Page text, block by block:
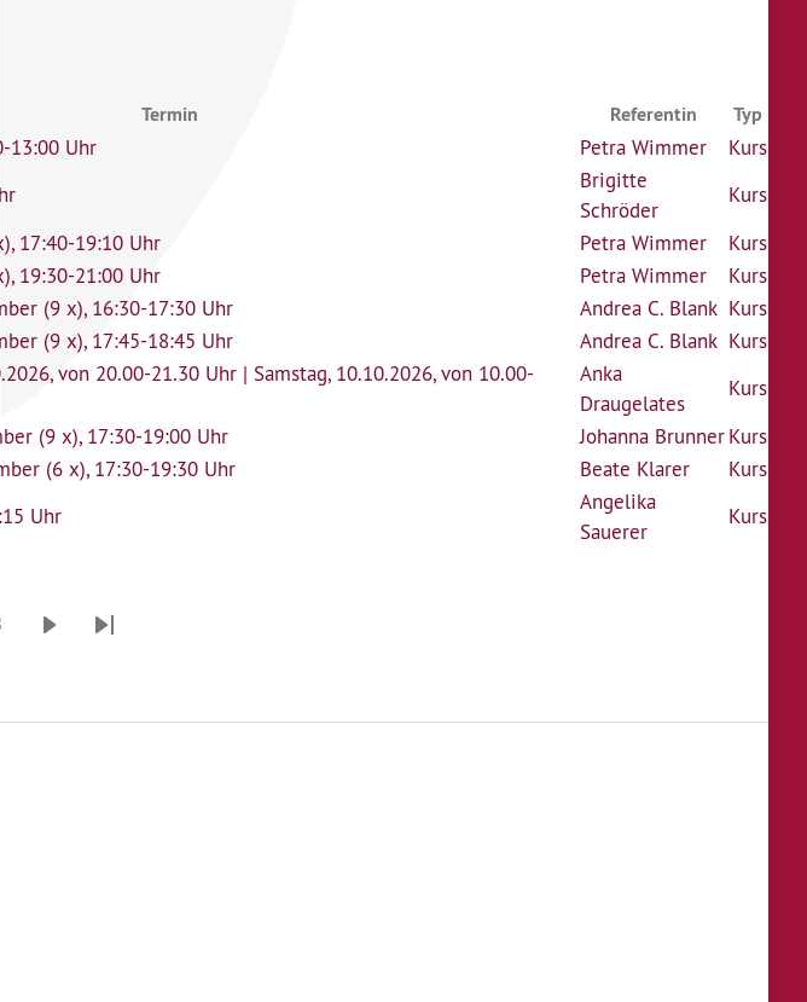
Termin Referentin Typ
13:00 Uhr Petra Wimmer
Kurs
Brigitte
Schröder
Kurs
17:40-19:10 Uhr Petra Wimmer
Kurs
19:30-21:00 Uhr Petra Wimmer
Kurs
(9 x), 16:30-17:30 Uhr Andrea C. Blank Kurs
(9 x), 17:45-18:45 Uhr Andrea C. Blank Kurs
von 20.00-21.30 Uhr | Samstag, 10.10.2026, von 10.00-
Anka
Draugelates
Kurs
(9 x), 17:30-19:00 Uhr Johanna BrunnerKurs
(6 x), 17:30-19:30 Uhr Beate Klarer
Kurs
Uhr
Angelika
Sauerer
Kurs
NächsteLast